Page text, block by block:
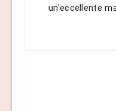
un'eccellente